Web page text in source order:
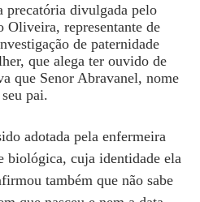
precatória divulgada pelo
representante de
de paternidade
que alega ter ouvido de
que Senor Abravanel, nome
pai.
adotada pela enfermeira
biológica, cuja identidade ela
também que não sabe